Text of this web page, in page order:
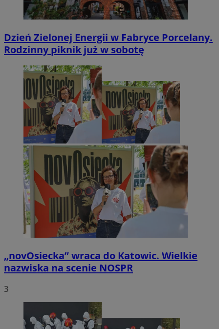
Dzień Zielonej Energii w Fabryce Porcelany.
Rodzinny piknik już w sobotę
„novOsiecka” wraca do Katowic. Wielkie
nazwiska na scenie NOSPR
3